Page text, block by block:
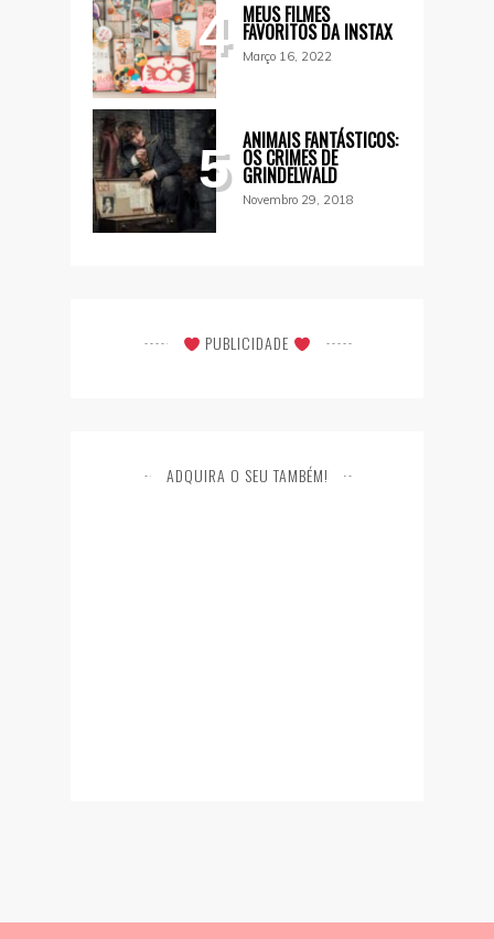
4 MEUS FILMES
FAVORITOS DA INSTAX
Março 16, 2022
5 ANIMAIS FANTÁSTICOS:
OS CRIMES DE
GRINDELWALD
Novembro 29, 2018
PUBLICIDADE
ADQUIRA O SEU TAMBÉM!